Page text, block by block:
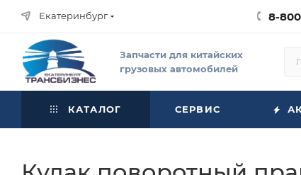
Екатеринбург 8-
Запчасти для китайских
грузовых автомобилей
КАТАЛОГ СЕРВИС